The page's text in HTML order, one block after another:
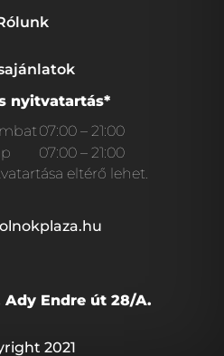
nyitvatartás*
07:00 – 21:00
07:00 – 21:00
eltérő lehet.
Ady Endre út 28/A.
2021